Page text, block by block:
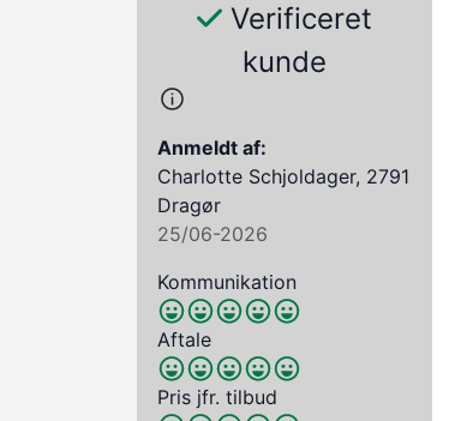
Verificeret
kunde
Anmeldt af:
Charlotte Schjoldager, 2791
Dragør
25/06-2026
Kommunikation
Aftale
Pris jfr. tilbud